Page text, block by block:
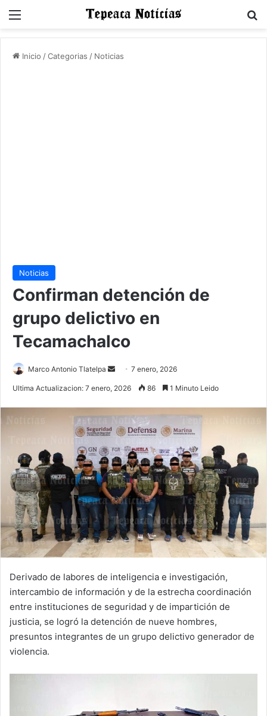
Menu
Inicio /Categorias / Noticias
Noticias
Confirman detención de
grupo delictivo en
Tecamachalco
Marco Antonio Tlatelpa
Send7 enero, 2026
Ultima Actualizacion: 7 enero, 2026 86 1 Minuto Leido
Derivado de labores de inteligencia e investigación,
intercambio de información y de la estrecha coordinación
entre instituciones de seguridad y de impartición de
justicia, se logró la detención de nueve hombres,
presuntos integrantes de un grupo delictivo generador de
violencia.